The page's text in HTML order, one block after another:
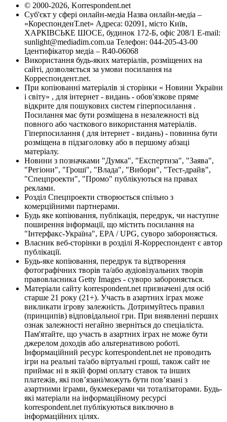
© 2000-2026, Korrespondent.net
Суб'єкт у сфері онлайн-медіа Назва онлайн-медіа –
«КореспонденТ.net» Адреса: 02091, місто Київ,
ХАРКІВСЬКЕ ШОСЕ, будинок 172-Б, офіс 208/1 E-mail:
sunlight@mediadim.com.ua Телефон: 044-205-43-00
Ідентифікатор медіа – R40-06068
Використання будь-яких матеріалів, розміщених на
сайті, дозволяється за умови посилання на
Корреспондент.net.
При копіюванні матеріалів зі сторінки « Новини України
і світу» , для інтернет - видань - обов'язкове пряме
відкрите для пошукових систем гіперпосилання .
Посилання має бути розміщена в незалежності від
повного або часткового використання матеріалів.
Гіперпосилання ( для інтернет - видань) - повинна бути
розміщена в підзаголовку або в першому абзаці
матеріалу.
Новини з позначками "Думка", "Експертиза", "Заява",
"Регіони", "Гроші", "Влада", "Вибори", "Тест-драйв",
"Спецпроекти", "Промо" публікуються на правах
реклами.
Розділ Спецпроекти створюється спільно з
комерційними партнерами.
Будь яке копіювання, публікація, передрук, чи наступне
поширення інформації, що містить посилання на
"Інтерфакс-Україна", EPA / UPG, суворо забороняється.
Власник веб-сторінки в розділі Я-Корреспондент є автор
публікації.
Будь-яке копіювання, передрук та відтворення
фотографічних творів та/або аудіовізуальних творів
правовласника Getty Images - суворо забороняється.
Матеріали сайту korrespondent.net призначені для осіб
старше 21 року (21+). Участь в азартних іграх може
викликати ігрову залежність. Дотримуйтесь правил
(принципів) відповідальної гри. При виявленні перших
ознак залежності негайно зверніться до спеціаліста.
Пам'ятайте, що участь в азартних іграх не може бути
джерелом доходів або альтернативою роботі.
Інформаційний ресурс korrespondent.net не проводить
ігри на реальні та/або віртуальні гроші, також сайт не
приймає ні в якій формі оплату ставок та інших
платежів, які пов’язані/можуть бути пов’язані з
азартними іграми, букмекерами чи тоталізаторами. Будь-
які матеріали на інформаційному ресурсі
korrespondent.net публікуються виключно в
інформаційних цілях.